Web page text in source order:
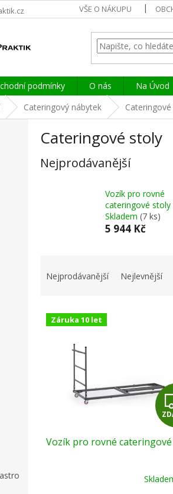
VŠE O NÁKUPU
podmínky O nás Na Úvod
Cateringový nábytek
Cateringové stoly
Nejprodávanější
Vozík pro rovné
cateringové stoly
Skladem (7 ks)
5 944 Kč
n
Nejprodávanější Nejlevnější
V Záruka 10 let
Vozík pro rovné